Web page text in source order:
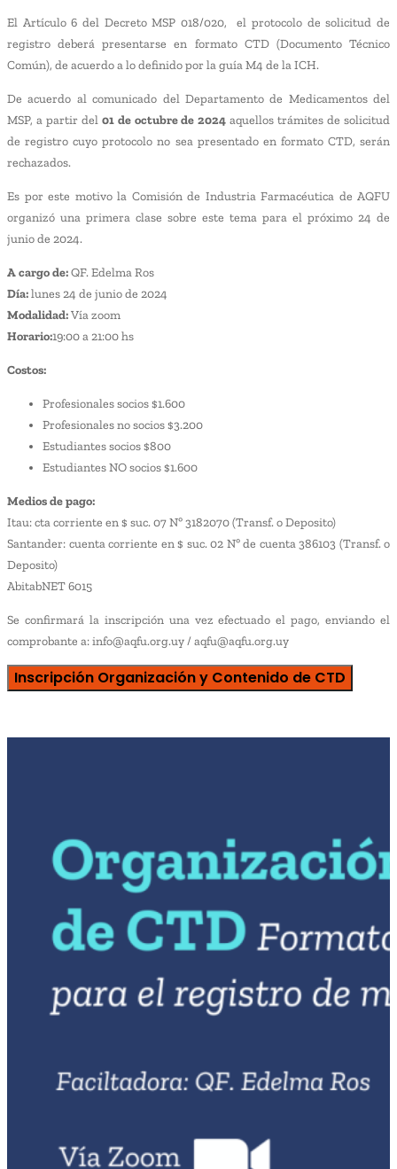
El Artículo 6 del Decreto MSP 018/020, el protocolo de solicitud de
registro deberá presentarse en formato CTD (Documento Técnico
Común), de acuerdo a lo definido por la guía M4 de la ICH.
De acuerdo al comunicado del Departamento de Medicamentos del
MSP, a partir del01 de octubre de 2024 aquellos trámites de solicitud
de registro cuyo protocolo no sea presentado en formato CTD, serán
rechazados.
Es por este motivo la Comisión de Industria Farmacéutica de AQFU
organizó una primera clase sobre este tema para el próximo 24 de
junio de 2024.
A cargo de:QF. Edelma Ros
Día:lunes 24 de junio de 2024
Modalidad:Vía zoom
Horario:19:00 a 21:00 hs
Costos:
Profesionales socios $1.600
Profesionales no socios $3.200
Estudiantes socios $800
Estudiantes NO socios $1.600
Medios de pago:
Itau: cta corriente en $ suc. 07 Nº 3182070 (Transf. o Deposito)
Santander: cuenta corriente en $ suc. 02 Nº de cuenta 386103 (Transf. o
Deposito)
AbitabNET 6015
Se confirmará la inscripción una vez efectuado el pago, enviando el
comprobante a: info@aqfu.org.uy / aqfu@aqfu.org.uy
Inscripción Organización y Contenido de CTD